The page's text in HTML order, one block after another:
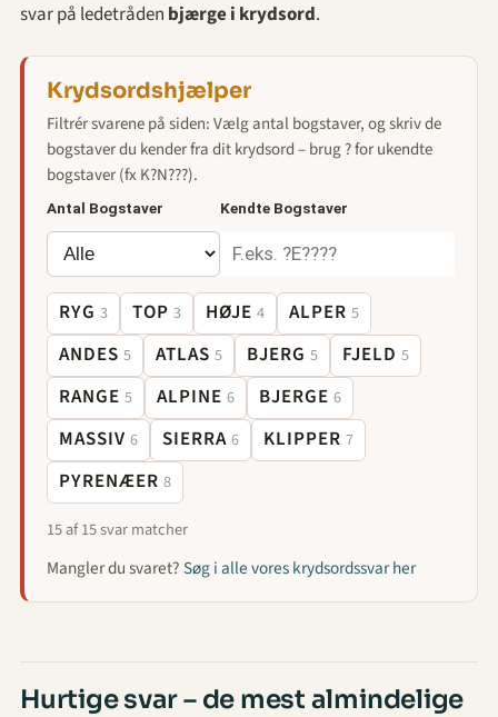
svar på ledetråden bjærge i krydsord.
Krydsordshjælper
Filtrér svarene på siden: Vælg antal bogstaver, og skriv de
bogstaver du kender fra dit krydsord – brug ? for ukendte
bogstaver (fx K?N???).
Antal Bogstaver Kendte Bogstaver
RYG 3 TOP 3 HØJE 4 ALPER 5
ANDES 5 ATLAS 5 BJERG 5 FJELD 5
RANGE 5 ALPINE 6 BJERGE 6
MASSIV 6 SIERRA 6 KLIPPER 7
PYRENÆER 8
15 af 15 svar matcher
Mangler du svaret?Søg i alle vores krydsordssvar her
Hurtige svar – de mest almindelige